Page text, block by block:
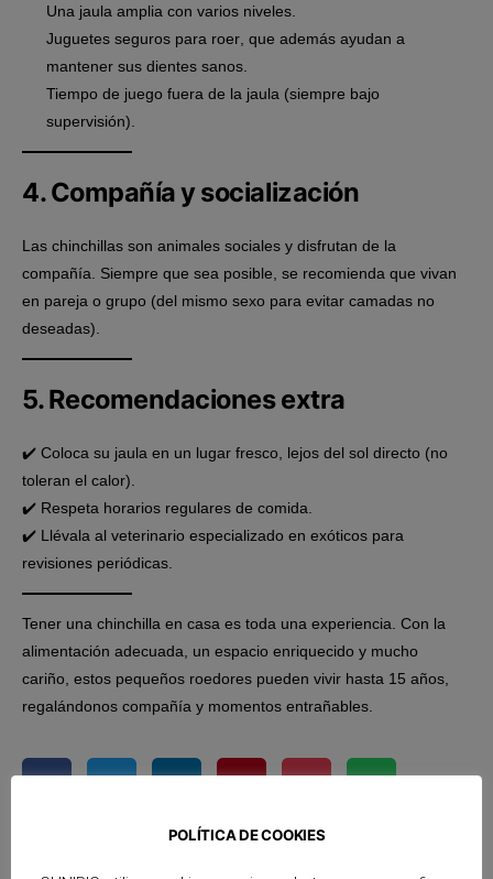
Una jaula amplia con varios niveles.
Juguetes seguros para roer , que además ayudan a
mantener sus dientes sanos.
Tiempo de juego fuera de la jaula (siempre bajo
supervisión).
4. Compañía y socialización
Las chinchillas son animales sociales y disfrutan de la
compañía. Siempre que sea posible, se recomienda que vivan
en pareja o grupo (del mismo sexo para evitar camadas no
deseadas).
5. Recomendaciones extra
✔️ Coloca su jaula en un lugar fresco, lejos del sol directo (no
toleran el calor).
✔️ Respeta horarios regulares de comida.
✔️ Llévala al veterinario especializado en exóticos para
revisiones periódicas.
Tener una chinchilla en casa es toda una experiencia. Con la
alimentación adecuada, un espacio enriquecido y mucho
cariño, estos pequeños roedores pueden vivir hasta 15 años,
regalándonos compañía y momentos entrañables.
POLÍTICA DE COOKIES